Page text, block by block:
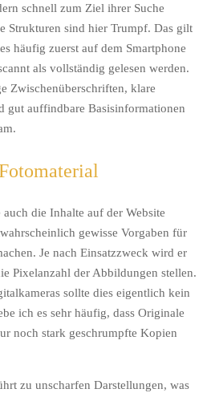
schnell zum Ziel ihrer Suche
Strukturen sind hier Trumpf. Das gilt
häufig zuerst auf dem Smartphone
als vollständig gelesen werden.
Zwischenüberschriften, klare
gut auffindbare Basisinformationen
die Inhalte auf der Website
gewisse Vorgaben für
Je nach Einsatzzweck wird er
Pixelanzahl der Abbildungen stellen.
sollte dies eigentlich kein
ich es sehr häufig, dass Originale
noch stark geschrumpfte Kopien
zu unscharfen Darstellungen, was